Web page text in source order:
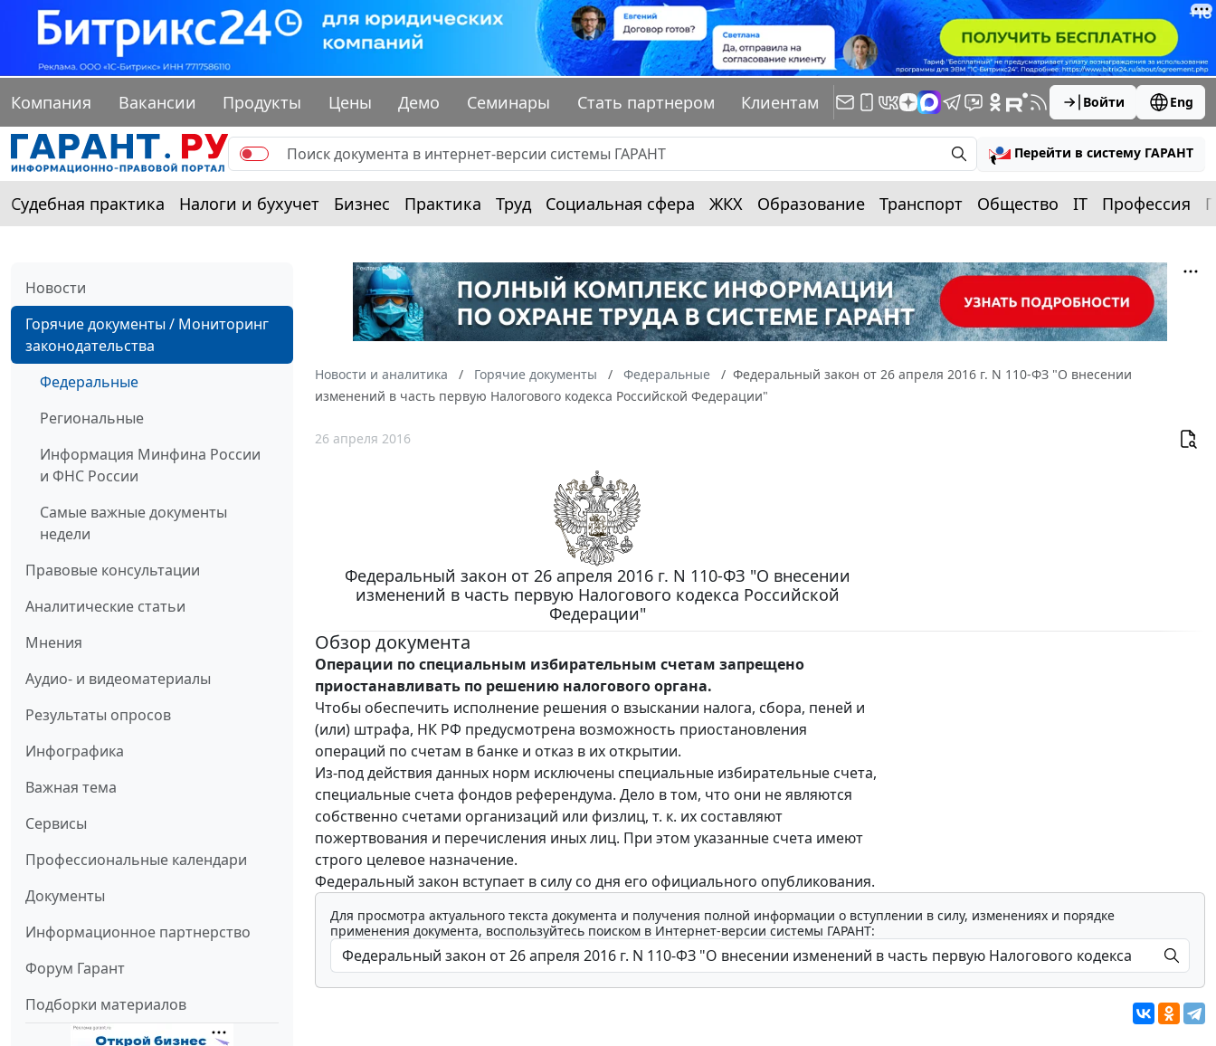
Компания Вакансии Продукты Цены Демо Семинары Стать партнером Клиентам Войти Eng
Перейти в систему ГАРАНТ
Судебная практика Налоги и бухучет Бизнес Практика Труд Социальная сфера ЖКХ Образование Транспорт Общество IT Профессия
Новости
Горячие документы / Мониторинг
законодательства
Федеральные
Региональные
Информация Минфина России
и ФНС России
Самые важные документы
недели
Правовые консультации
Аналитические статьи
Мнения
Аудио- и видеоматериалы
Результаты опросов
Инфографика
Важная тема
Сервисы
Профессиональные календари
Документы
Информационное партнерство
Форум Гарант
Подборки материалов
Новости и аналитика Горячие документы Федеральные
Федеральный закон от 26 апреля 2016 г. N 110-ФЗ "О внесении
изменений в часть первую Налогового кодекса Российской Федерации"
26 апреля 2016
Федеральный закон от 26 апреля 2016 г. N 110-ФЗ "О внесении
изменений в часть первую Налогового кодекса Российской
Федерации"
Обзор документа
Операции по специальным избирательным счетам запрещено
приостанавливать по решению налогового органа.
Чтобы обеспечить исполнение решения о взыскании налога, сбора, пеней и
(или) штрафа, НК РФ предусмотрена возможность приостановления
операций по счетам в банке и отказ в их открытии.
Из-под действия данных норм исключены специальные избирательные счета,
специальные счета фондов референдума. Дело в том, что они не являются
собственно счетами организаций или физлиц, т. к. их составляют
пожертвования и перечисления иных лиц. При этом указанные счета имеют
строго целевое назначение.
Федеральный закон вступает в силу со дня его официального опубликования.
Для просмотра актуального текста документа и получения полной информации о вступлении в силу, изменениях и порядке
применения документа, воспользуйтесь поиском в Интернет-версии системы ГАРАНТ: